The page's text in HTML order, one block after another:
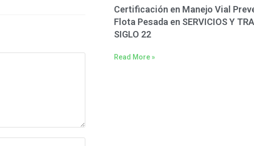
Certificación en Manejo Vial
Flota Pesada en SERVICIOS Y
SIGLO 22
Read More »